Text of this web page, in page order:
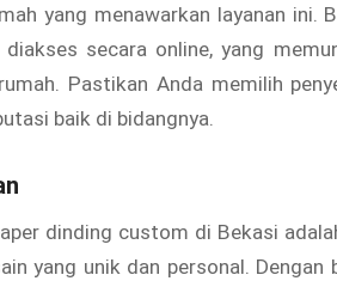
yang menawarkan layanan ini.
secara online, yang
Pastikan Anda memilih
baik di bidangnya.
dinding custom di Bekasi
yang unik dan personal. Dengan